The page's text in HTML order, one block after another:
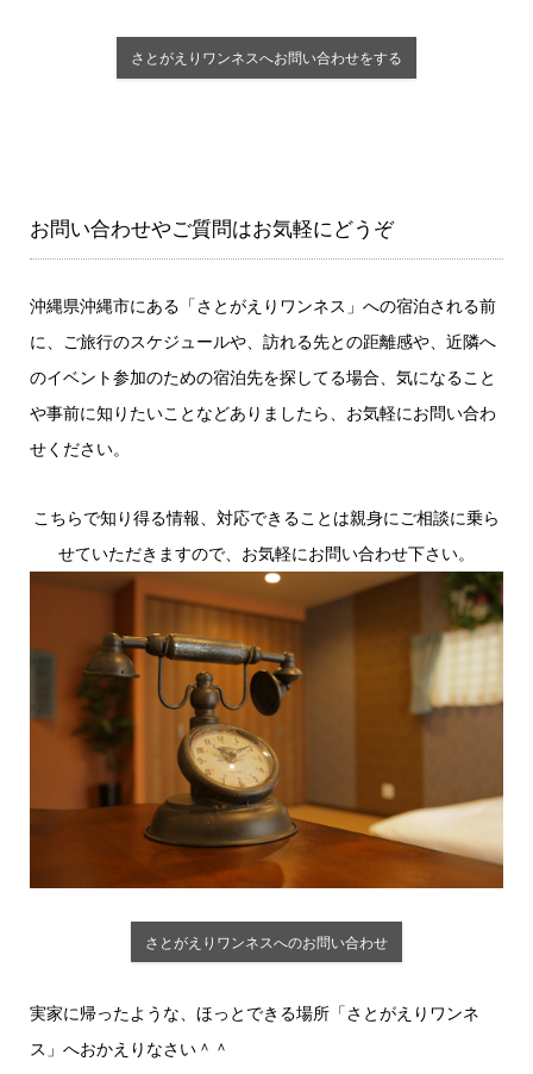
さとがえりワンネスへお問い合わせをする
お問い合わせやご質問はお気軽にどうぞ
沖縄県沖縄市にある「さとがえりワンネス」への宿泊される前
に、ご旅行のスケジュールや、訪れる先との距離感や、近隣へ
のイベント参加のための宿泊先を探してる場合、気になること
や事前に知りたいことなどありましたら、お気軽にお問い合わ
せください。
こちらで知り得る情報、対応できることは親身にご相談に乗ら
せていただきますので、お気軽にお問い合わせ下さい。
さとがえりワンネスへのお問い合わせ
実家に帰ったような、ほっとできる場所「さとがえりワンネ
ス」へおかえりなさい＾＾